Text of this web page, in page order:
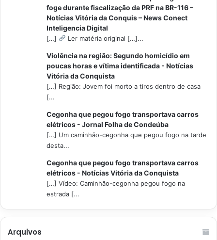
foge durante fiscalização da PRF na BR-116 –
Notícias Vitória da Conquis – News Conect
Inteligencia Digital
[…] Ler matéria original […]...
Violência na região: Segundo homicídio em
poucas horas e vítima identificada - Notícias
Vitória da Conquista
[…] Região: Jovem foi morto a tiros dentro de casa
[...
Cegonha que pegou fogo transportava carros
elétricos - Jornal Folha de Condeúba
[…] Um caminhão-cegonha que pegou fogo na tarde
desta...
Cegonha que pegou fogo transportava carros
elétricos - Notícias Vitória da Conquista
[…] Vídeo: Caminhão-cegonha pegou fogo na
estrada [...
Arquivos